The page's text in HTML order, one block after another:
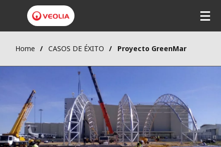
Home CASOS DE ÉXITO Proyecto GreenMar